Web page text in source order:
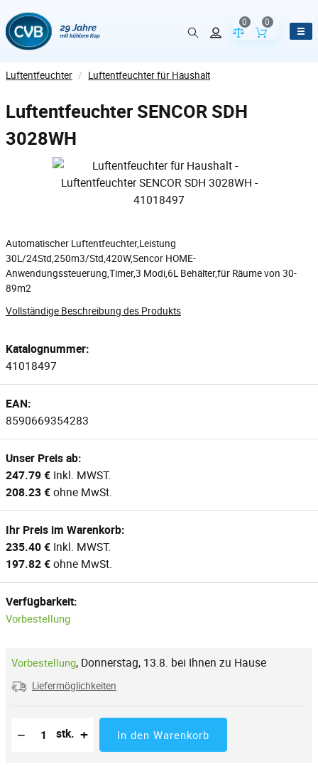
Vergleich der
0
Inhalt des
0
Luftentfeuchter / Luftentfeuchter für Haushalt
Luftentfeuchter SENCOR SDH
3028WH
Automatischer Luftentfeuchter,Leistung
30L/24Std,250m3/Std,420W,Sencor HOME-
Anwendungssteuerung,Timer,3 Modi,6L Behälter,für Räume von 30-
89m2
Vollständige Beschreibung des Produkts
Katalognummer:
41018497
EAN:
8590669354283
Unser Preis ab:
247.79 € Inkl. MWST.
208.23 €ohne MwSt.
Ihr Preis im Warenkorb:
235.40 € Inkl. MWST.
197.82 €ohne MwSt.
Verfügbarkeit:
Vorbestellung
Vorbestellung, Donnerstag, 13.8. bei Ihnen zu Hause
Liefermöglichkeiten
−
Reduzierung der Menge
Anzahl der Stücke
stk. + In den Warenkorb